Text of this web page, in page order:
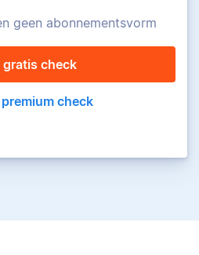
geen abonnementsvorm
gratis check
check